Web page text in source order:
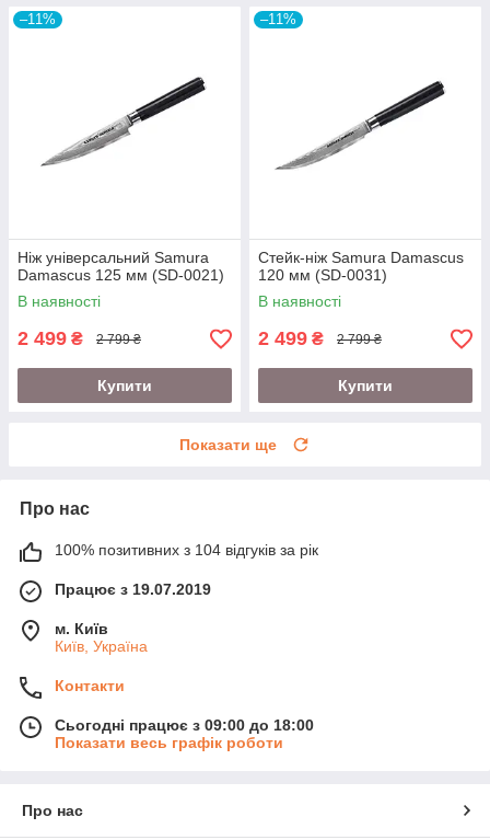
–11%
Ніж універсальний Samura
Damascus 125 мм (SD-0021)
В наявності
2 499 ₴ 2 799 ₴
Купити
–11%
Стейк-ніж Samura Damascus
120 мм (SD-0031)
В наявності
2 499 ₴ 2 799 ₴
Купити
Показати ще
Про нас
100% позитивних з 104 відгуків за рік
Працює з 19.07.2019
м. Київ
Київ, Україна
Контакти
Сьогодні працює з 09:00 до 18:00
Показати весь графік роботи
Про нас